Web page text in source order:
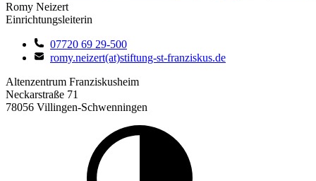
Romy Neizert
Einrichtungsleiterin
07720 69 29-500
romy.neizert(at)stiftung-st-franziskus.de
Altenzentrum Franziskusheim
Neckarstraße 71
78056 Villingen-Schwenningen